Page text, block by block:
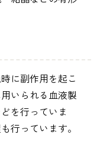
に副作用を起こ
いられる血液製
を行っていま
行っています。